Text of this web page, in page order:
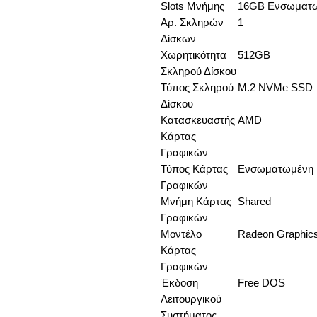
Slots Μνήμης
16GB
Αρ. Σκληρών
Δίσκων
1
Χωρητικότητα
Σκληρού Δίσκου
512GB
Τύπος Σκληρού
Δίσκου
M.2 NVMe SSD
Κατασκευαστής
Κάρτας
Γραφικών
AMD
Τύπος Κάρτας
Γραφικών
Ενσωματωμένη
Μνήμη Κάρτας
Γραφικών
Shared
Μοντέλο
Κάρτας
Γραφικών
Radeon
Έκδοση
Λειτουργικού
Free DOS